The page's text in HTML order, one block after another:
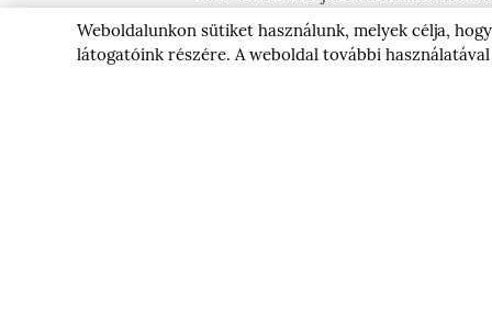
egyetlen – a köztudatban a
kiadásának negyvenedik évfordulója
kisszámú terv, fotó, műtárgy vagy
Weboldalunkon sütiket használunk, melyek célja,
látogatóink részére. A weboldal további